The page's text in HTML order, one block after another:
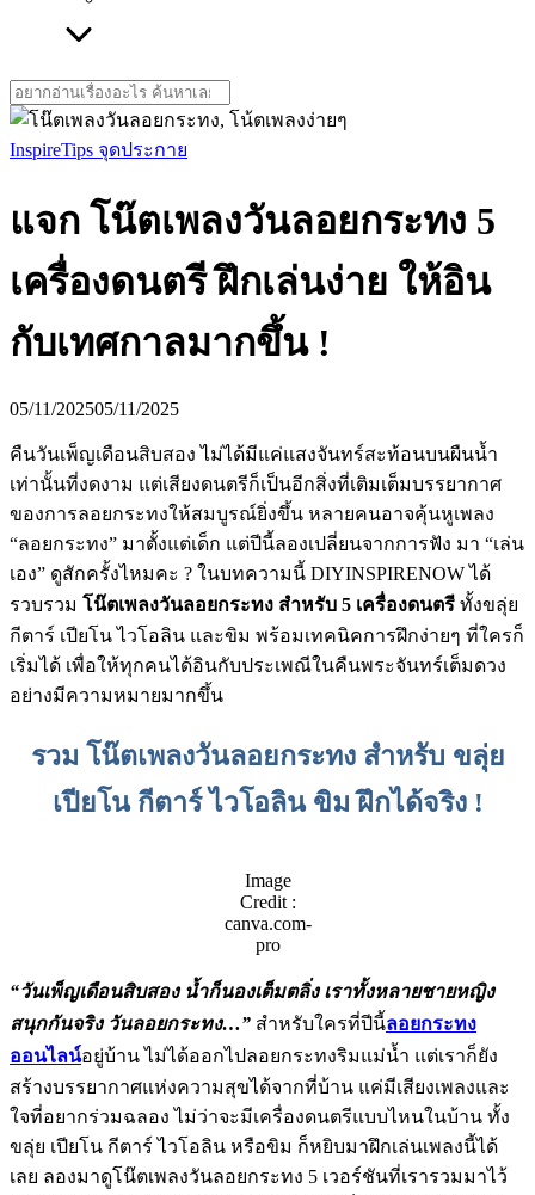
Search
for:
InspireTips จุดประกาย
แจก โน๊ตเพลงวันลอยกระทง 5
เครื่องดนตรี ฝึกเล่นง่าย ให้อิน
กับเทศกาลมากขึ้น !
05/11/202505/11/2025
คืนวันเพ็ญเดือนสิบสอง ไม่ได้มีแค่แสงจันทร์สะท้อนบนผืนน้ำ
เท่านั้นที่งดงาม แต่เสียงดนตรีก็เป็นอีกสิ่งที่เติมเต็มบรรยากาศ
ของการลอยกระทงให้สมบูรณ์ยิ่งขึ้น หลายคนอาจคุ้นหูเพลง
“ลอยกระทง” มาตั้งแต่เด็ก แต่ปีนี้ลองเปลี่ยนจากการฟัง มา “เล่น
เอง” ดูสักครั้งไหมคะ ? ในบทความนี้ DIYINSPIRENOW ได้
รวบรวม โน๊ตเพลงวันลอยกระทง สำหรับ 5 เครื่องดนตรี ทั้งขลุ่ย
กีตาร์ เปียโน ไวโอลิน และขิม พร้อมเทคนิคการฝึกง่ายๆ ที่ใครก็
เริ่มได้ เพื่อให้ทุกคนได้อินกับประเพณีในคืนพระจันทร์เต็มดวง
อย่างมีความหมายมากขึ้น
รวม โน๊ตเพลงวันลอยกระทง สำหรับ ขลุ่ย
เปียโน กีตาร์ ไวโอลิน ขิม ฝึกได้จริง !
Image
Credit :
canva.com-
pro
“วันเพ็ญเดือนสิบสอง น้ำก็นองเต็มตลิ่ง เราทั้งหลายชายหญิง
สนุกกันจริง วันลอยกระทง…” สำหรับใครที่ปีนี้ลอยกระทง
ออนไลน์อยู่บ้าน ไม่ได้ออกไปลอยกระทงริมแม่น้ำ แต่เราก็ยัง
สร้างบรรยากาศแห่งความสุขได้จากที่บ้าน แค่มีเสียงเพลงและ
ใจที่อยากร่วมฉลอง ไม่ว่าจะมีเครื่องดนตรีแบบไหนในบ้าน ทั้ง
ขลุ่ย เปียโน กีตาร์ ไวโอลิน หรือขิม ก็หยิบมาฝึกเล่นเพลงนี้ได้
เลย ลองมาดูโน๊ตเพลงวันลอยกระทง 5 เวอร์ชันที่เรารวมมาไว้